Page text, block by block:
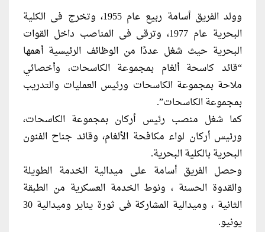
وولد الفريق أسامة ربيع عام 1955، وتخرج فى الكلية
البحرية عام 1977، وترقى فى المناصب داخل القوات
البحرية حيث شغل عددًا من الوظائف الرئيسية أهمها
“قائد كاسحة ألغام بمجموعة الكاسحات، وأخصائي
ملاحة بمجموعة الكاسحات ورئيس العمليات والتدريب
بمجموعة الكاسحات”.
كما شغل منصب رئيس أركان بمجموعة الكاسحات،
ورئيس أركان لواء مكافحة الألغام، وقائد جناح الفنون
البحرية بالكلية البحرية.
وحصل الفريق أسامة على ميدالية الخدمة الطويلة
والقدوة الحسنة ، ونوط الخدمة العسكرية من الطبقة
الثانية ، وميدالية المشاركة فى ثورة يناير وميدالية 30
يونيو.